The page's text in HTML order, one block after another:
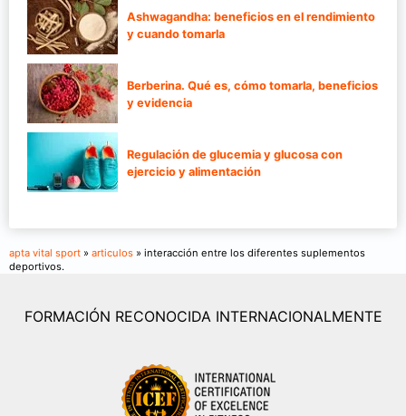
Ashwagandha: beneficios en el rendimiento
y cuando tomarla
Berberina. Qué es, cómo tomarla, beneficios
y evidencia
Regulación de glucemia y glucosa con
ejercicio y alimentación
apta vital sport » articulos » interacción entre los diferentes suplementos
deportivos.
FORMACIÓN RECONOCIDA INTERNACIONALMENTE